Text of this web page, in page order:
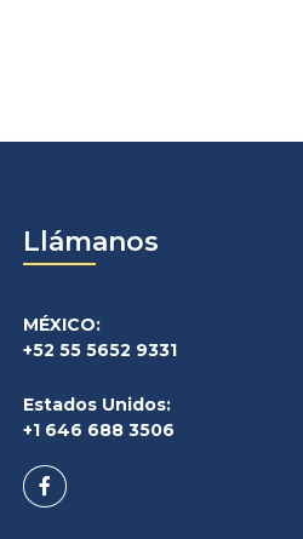
Llámanos
MÉXICO:
+52 55 5652 9331
Estados Unidos:
+1 646 688 3506